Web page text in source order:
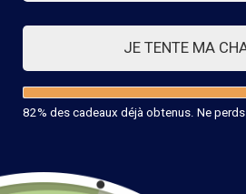
JE TENTE MA
82% des cadeaux déjà obtenus. Ne